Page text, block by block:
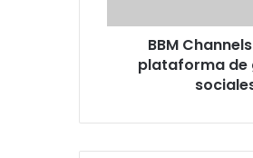
gestión
medios
BBM
plataforma de